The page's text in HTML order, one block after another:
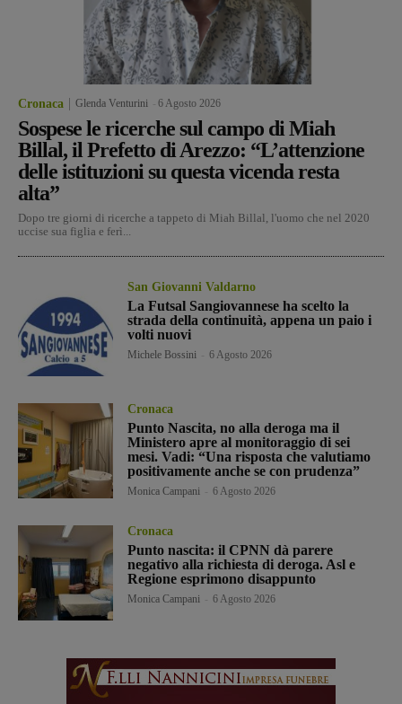
Cronaca Glenda Venturini 6 Agosto 2026
Sospese le ricerche sul campo di Miah
Billal, il Prefetto di Arezzo: “L’attenzione
delle istituzioni su questa vicenda resta
alta”
Dopo tre giorni di ricerche a tappeto di Miah Billal, l'uomo che nel 2020
uccise sua figlia e ferì...
San Giovanni Valdarno
La Futsal Sangiovannese ha scelto la
strada della continuità, appena un paio i
volti nuovi
Michele Bossini 6 Agosto 2026
Cronaca
Punto Nascita, no alla deroga ma il
Ministero apre al monitoraggio di sei
mesi. Vadi: “Una risposta che valutiamo
positivamente anche se con prudenza”
Monica Campani 6 Agosto 2026
Cronaca
Punto nascita: il CPNN dà parere
negativo alla richiesta di deroga. Asl e
Regione esprimono disappunto
Monica Campani 6 Agosto 2026